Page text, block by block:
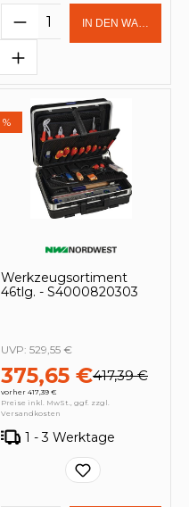
den
Produkt Anzahl:
IN DEN
%
Werkzeugsortiment
46tlg. - S4000820303
375,65 €417,39 €
vorher 417,39 €
UVP: 529,55 €
Preise inkl. MwSt., ggf. zzgl.
Versandkosten
1 - 3 Werktage